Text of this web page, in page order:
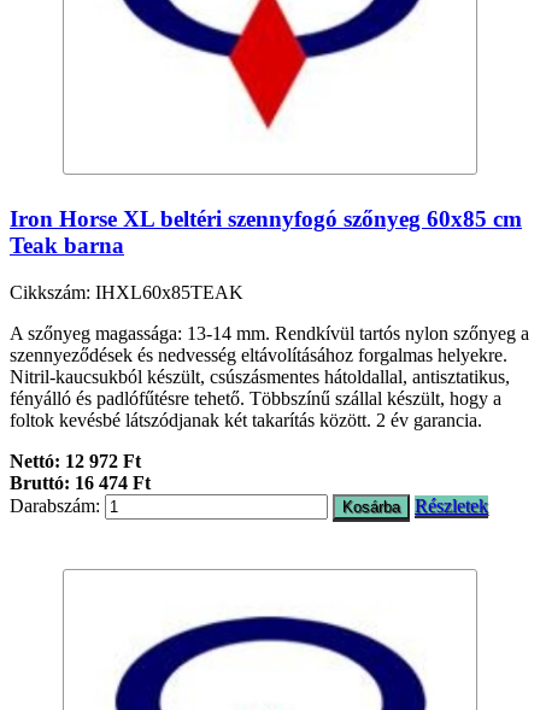
Iron Horse XL beltéri szennyfogó szőnyeg 60x85 cm
Teak barna
Cikkszám: IHXL60x85TEAK
A szőnyeg magassága: 13-14 mm. Rendkívül tartós nylon szőnyeg a
szennyeződések és nedvesség eltávolításához forgalmas helyekre.
Nitril-kaucsukból készült, csúszásmentes hátoldallal, antisztatikus,
fényálló és padlófűtésre tehető. Többszínű szállal készült, hogy a
foltok kevésbé látszódjanak két takarítás között. 2 év garancia.
Nettó: 12 972 Ft
Bruttó: 16 474 Ft
Darabszám:
Részletek